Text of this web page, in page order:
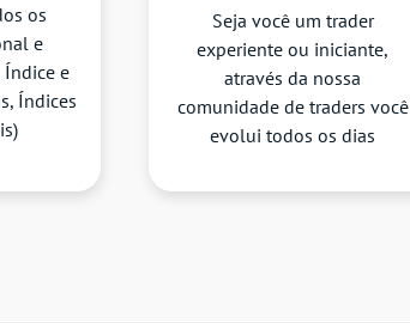
os
e
e
Índices
Seja você um trader
experiente ou iniciante,
através da nossa
comunidade de traders você
evolui todos os dias